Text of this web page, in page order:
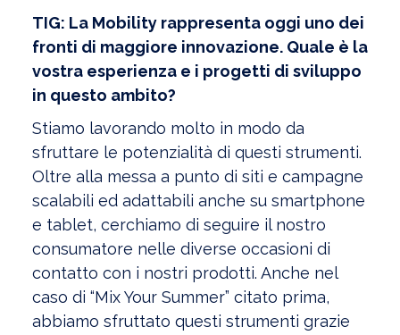
TIG: La Mobility rappresenta oggi uno dei
fronti di maggiore innovazione. Quale è la
vostra esperienza e i progetti di sviluppo
in questo ambito?
Stiamo lavorando molto in modo da
sfruttare le potenzialità di questi strumenti.
Oltre alla messa a punto di siti e campagne
scalabili ed adattabili anche su smartphone
e tablet, cerchiamo di seguire il nostro
consumatore nelle diverse occasioni di
contatto con i nostri prodotti. Anche nel
caso di “Mix Your Summer” citato prima,
abbiamo sfruttato questi strumenti grazie